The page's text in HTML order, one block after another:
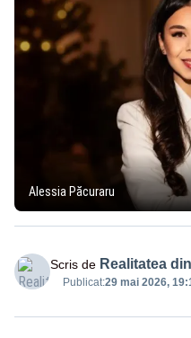
Alessia Păcuraru
Scris de Realitatea
Publicat:29 mai 2026,